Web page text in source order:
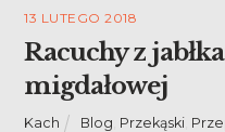
13 LUTEGO 2018
Racuchy z
migdałowej
Kach Blog Przekąski